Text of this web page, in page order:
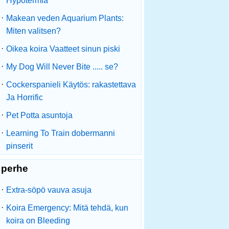
· Makean veden Aquarium Plants:
Miten valitsen?
· Oikea koira Vaatteet sinun piski
· My Dog Will Never Bite ..... se?
· Cockerspanieli Käytös: rakastettava
Ja Horrific
· Pet Potta asuntoja
· Learning To Train dobermanni
pinserit
perhe
· Extra-söpö vauva asuja
· Koira Emergency: Mitä tehdä, kun
koira on Bleeding